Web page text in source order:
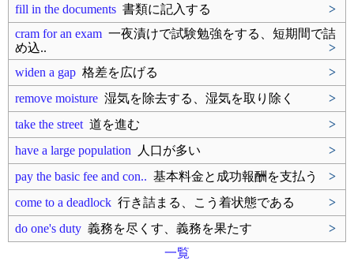
fill in the documents 書類に記入する
>
cram for an exam 一夜漬けで試験勉強をする、短期間で詰
め込..
>
widen a gap 格差を広げる
>
remove moisture 湿気を除去する、湿気を取り除く
>
take the street 道を進む
>
have a large population 人口が多い
>
pay the basic fee and con.. 基本料金と成功報酬を支払う
>
come to a deadlock 行き詰まる、こう着状態である
>
do one's duty 義務を尽くす、義務を果たす
>
一覧